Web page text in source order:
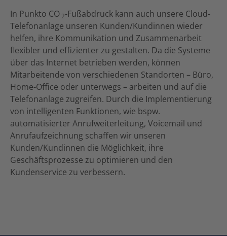
In Punkto CO2-Fußabdruck kann auch unsere Cloud-
Telefonanlage unseren Kunden/Kundinnen wieder
helfen, ihre Kommunikation und Zusammenarbeit
flexibler und effizienter zu gestalten. Da die Systeme
über das Internet betrieben werden, können
Mitarbeitende von verschiedenen Standorten – Büro,
Home-Office oder unterwegs – arbeiten und auf die
Telefonanlage zugreifen. Durch die Implementierung
von intelligenten Funktionen, wie bspw.
automatisierter Anrufweiterleitung, Voicemail und
Anrufaufzeichnung schaffen wir unseren
Kunden/Kundinnen die Möglichkeit, ihre
Geschäftsprozesse zu optimieren und den
Kundenservice zu verbessern.